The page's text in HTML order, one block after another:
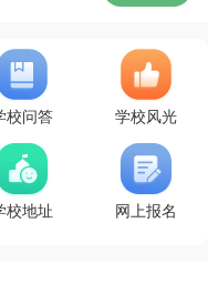
校问答 学校风光
校地址 网上报名